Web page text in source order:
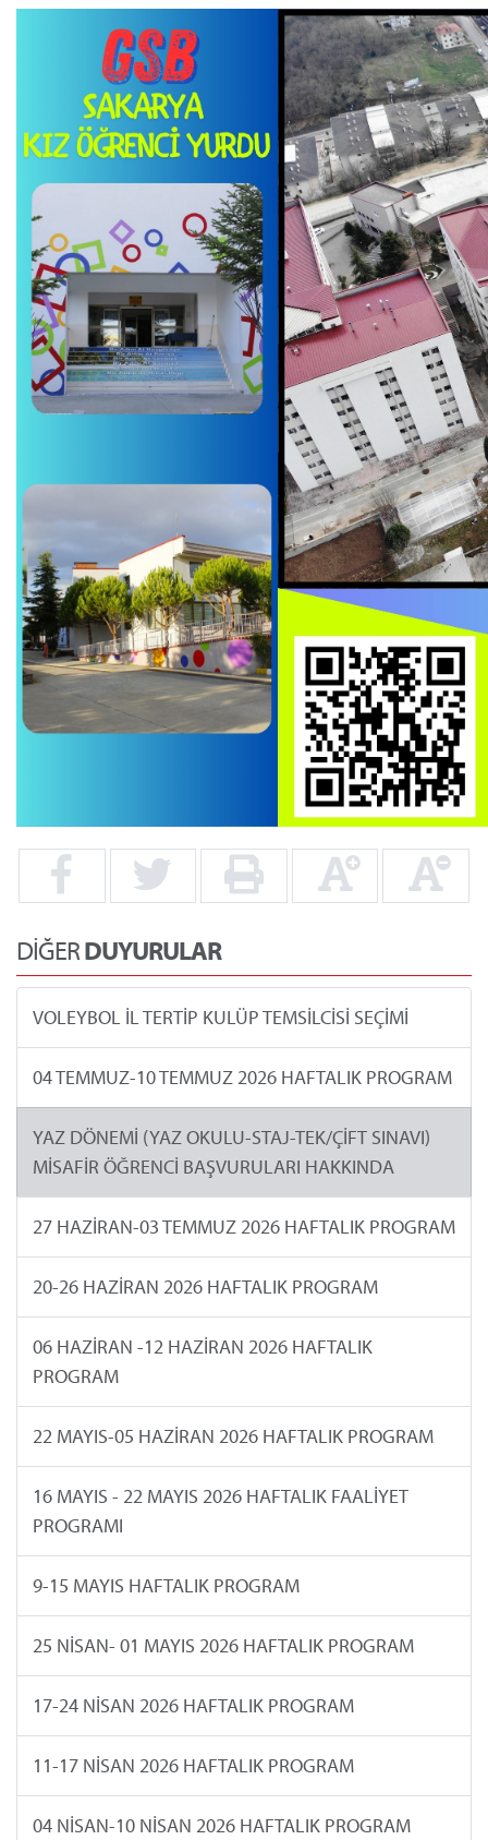
DİĞERDUYURULAR
VOLEYBOL İL TERTİP KULÜP TEMSİLCİSİ SEÇİMİ
04 TEMMUZ-10 TEMMUZ 2026 HAFTALIK PROGRAM
YAZ DÖNEMİ (YAZ OKULU-STAJ-TEK/ÇİFT SINAVI)
MİSAFİR ÖĞRENCİ BAŞVURULARI HAKKINDA
27 HAZİRAN-03 TEMMUZ 2026 HAFTALIK PROGRAM
20-26 HAZİRAN 2026 HAFTALIK PROGRAM
06 HAZİRAN -12 HAZİRAN 2026 HAFTALIK
PROGRAM
22 MAYIS-05 HAZİRAN 2026 HAFTALIK PROGRAM
16 MAYIS - 22 MAYIS 2026 HAFTALIK FAALİYET
PROGRAMI
9-15 MAYIS HAFTALIK PROGRAM
25 NİSAN- 01 MAYIS 2026 HAFTALIK PROGRAM
17-24 NİSAN 2026 HAFTALIK PROGRAM
11-17 NİSAN 2026 HAFTALIK PROGRAM
04 NİSAN-10 NİSAN 2026 HAFTALIK PROGRAM